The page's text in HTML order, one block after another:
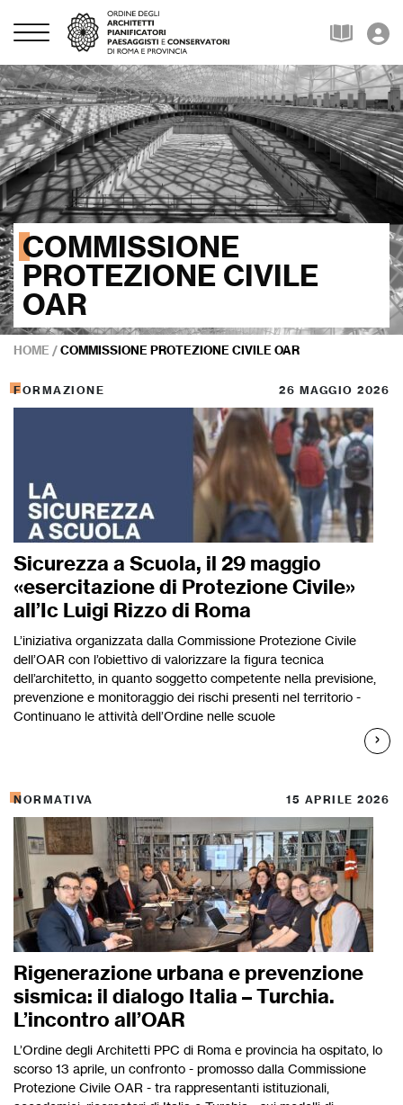
COMMISSIONE
PROTEZIONE CIVILE
OAR
HOME /COMMISSIONE PROTEZIONE CIVILE OAR
FORMAZIONE 26 MAGGIO 2026
Sicurezza a Scuola, il 29 maggio
«esercitazione di Protezione Civile»
all’Ic Luigi Rizzo di Roma
L’iniziativa organizzata dalla Commissione Protezione Civile
dell’OAR con l’obiettivo di valorizzare la figura tecnica
dell’architetto, in quanto soggetto competente nella previsione,
prevenzione e monitoraggio dei rischi presenti nel territorio -
Continuano le attività dell’Ordine nelle scuole
NORMATIVA 15 APRILE 2026
Rigenerazione urbana e prevenzione
sismica: il dialogo Italia – Turchia.
L’incontro all’OAR
L’Ordine degli Architetti PPC di Roma e provincia ha ospitato, lo
scorso 13 aprile, un confronto - promosso dalla Commissione
Protezione Civile OAR - tra rappresentanti istituzionali,